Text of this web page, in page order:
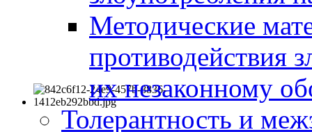
Методические
противодействия
их незаконному
Толерантность и